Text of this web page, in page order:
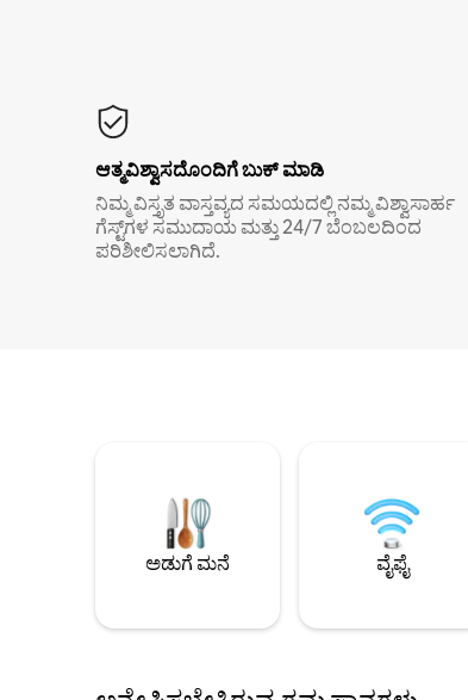
ಆತ್ಮವಿಶ್ವಾಸದೊಂದಿಗೆ ಬುಕ್ ಮಾಡಿ
ನಿಮ್ಮ ವಿಸ್ತೃತ ವಾಸ್ತವ್ಯದ ಸಮಯದಲ್ಲಿ ನಮ್ಮ ವಿಶ್ವಾಸಾರ್ಹ
ಗೆಸ್ಟ್‌ಗಳ ಸಮುದಾಯ ಮತ್ತು 24/7 ಬೆಂಬಲದಿಂದ
ಪರಿಶೀಲಿಸಲಾಗಿದೆ.
ಅಡುಗೆ ಮನೆ ವೈಫೈ